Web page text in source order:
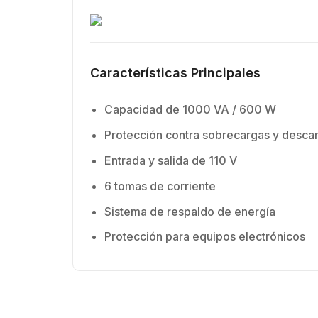
Características Principales
Capacidad de 1000 VA / 600 W
Protección contra sobrecargas y
Entrada y salida de 110 V
6 tomas de corriente
Sistema de respaldo de energía
Protección para equipos electrónicos